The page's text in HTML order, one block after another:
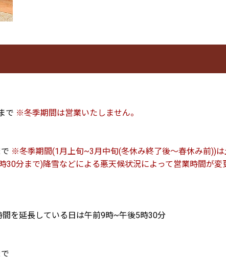
で ※冬季期間は営業いたしません。
※冬季期間(1月上旬~3月中旬(冬休み終了後〜春休み前))
30分まで)降雪などによる悪天候状況によって営業時間が変
間を延長している日は午前9時~午後5時30分